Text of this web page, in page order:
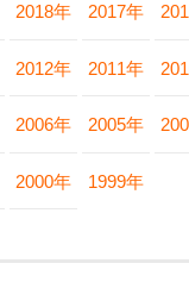
2018年 2017年
2012年 2011年
2006年 2005年
2000年 1999年